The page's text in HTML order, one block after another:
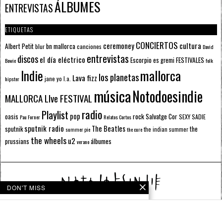
ENTREVISTASÁLBUMES
ETIQUETAS
Albert Petitblurbn mallorcacanciones ceremoneyCONCIERTOS cultura David
Bowie discosel día eléctrico entrevistas Escorpioes gremiFESTIVALES folk
hipster Indie jane yo l.a. Lava fizz los planetasmallorca
MALLORCA LIve FESTIVAL músicaNotodoesindie
oasis Pau Forner Playlist pop radioRelatos CortosrockSalvatge CorSEXY SADIE
sputnik sputnik radio summer pie The Beatlesthe curethe indian summerthe
prussians the wheelsu2 veranoálbumes
DON'T MISS